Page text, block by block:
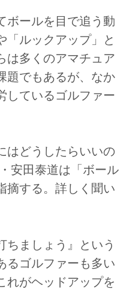
ボールを目で追う動
「ルックアップ」と
は多くのアマチュア
題でもあるが、なか
しているゴルファー
はどうしたらいいの
安田泰道は「ボール
摘する。詳しく聞い
ちましょう』という
るゴルファーも多い
れがヘッドアップを